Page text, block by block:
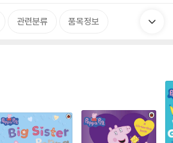
관련분류 품목정보